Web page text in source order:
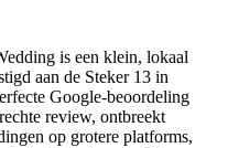
is een klein, lokaal
aan de Steker 13 in
Google-beoordeling
review, ontbreekt
op grotere platforms,